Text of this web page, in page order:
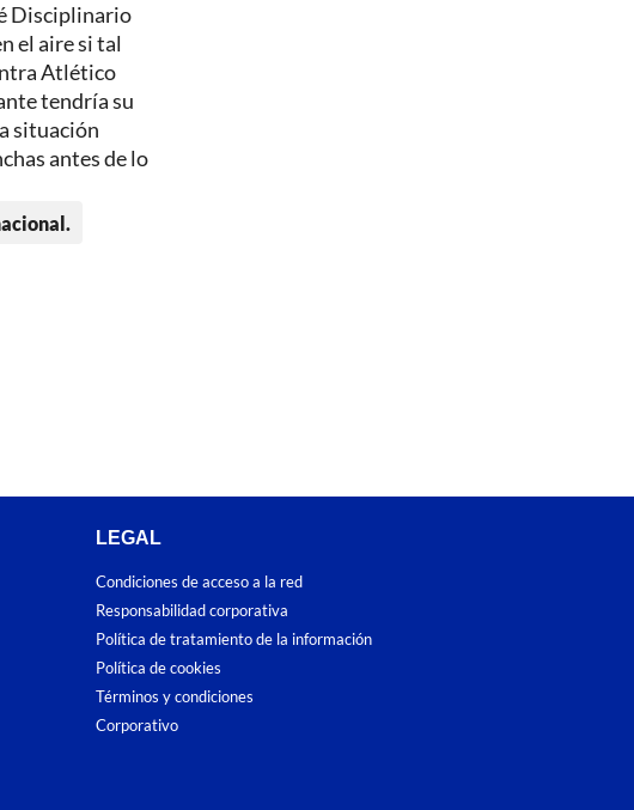
Disciplinario
el aire si tal
Atlético
tendría su
situación
antes de lo
LEGAL
Condiciones de acceso a la red
Responsabilidad corporativa
Política de tratamiento de la información
Política de cookies
Términos y condiciones
Corporativo